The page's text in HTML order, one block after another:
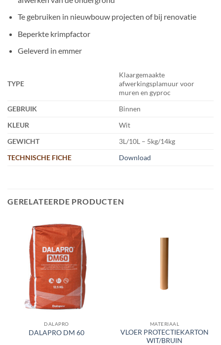
Te gebruiken in nieuwbouw projecten of bij renovatie
Beperkte krimpfactor
Geleverd in emmer
TYPE
Klaargemaakte
afwerkingsplamuur voor
muren en gyproc
GEBRUIK
Binnen
KLEUR
Wit
GEWICHT
3L/10L – 5kg/14kg
TECHNISCHE FICHE
Download
GERELATEERDE PRODUCTEN
DALAPRO
DALAPRO DM 60
MATERIAAL
VLOER PROTECTIEKARTON
WIT/BRUIN